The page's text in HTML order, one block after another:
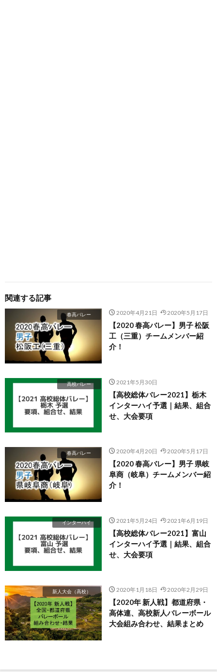
関連する記事
春高バレー 2020年4月21日 2020年5月17日
【2020 春高バレー】男子 松阪
工（三重）チームメンバー紹
介！
高校バレー 2021年5月30日
【高校総体バレー2021】栃木
インターハイ予選｜結果、組合
せ、大会要項
春高バレー 2020年4月20日 2020年5月17日
【2020 春高バレー】男子 県岐
阜商（岐阜）チームメンバー紹
介！
インターハイ 2021年5月24日 2021年6月19日
【高校総体バレー2021】富山
インターハイ予選｜結果、組合
せ、大会要項
新人大会（高校） 2020年1月18日 2020年2月29日
【2020年 新人戦】都道府県・
高体連、高校新人バレーボール
大会組み合わせ、結果まとめ